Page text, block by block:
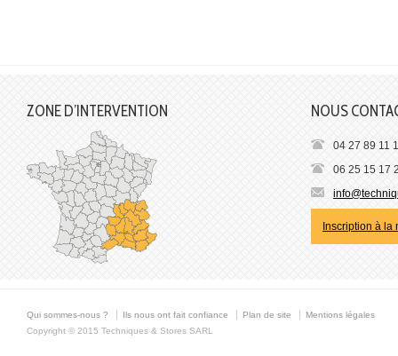
ZONE D’INTERVENTION NOUS
04 27 89 11
06 25 15 17
Inscription à la
Qui sommes-nous ? Ils nous ont fait confiance Plan de site
Mentions légales
Copyright © 2015 Techniques & Stores SARL